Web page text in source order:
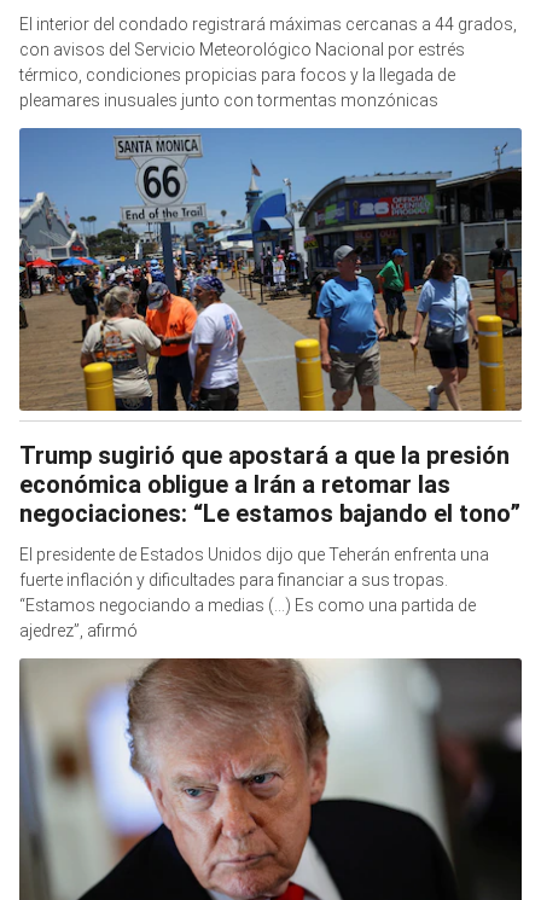
El interior del condado registrará máximas cercanas a 44 grados,
con avisos del Servicio Meteorológico Nacional por estrés
térmico, condiciones propicias para focos y la llegada de
pleamares inusuales junto con tormentas monzónicas
Trump sugirió que apostará a que la presión
económica obligue a Irán a retomar las
negociaciones: “Le estamos bajando el tono”
El presidente de Estados Unidos dijo que Teherán enfrenta una
fuerte inflación y dificultades para financiar a sus tropas.
“Estamos negociando a medias (...) Es como una partida de
ajedrez”, afirmó